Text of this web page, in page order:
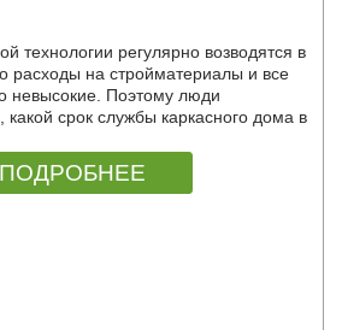
технологии регулярно возводятся в
расходы на стройматериалы и все
невысокие. Поэтому люди
срок службы каркасного дома в
ПОДРОБНЕЕ